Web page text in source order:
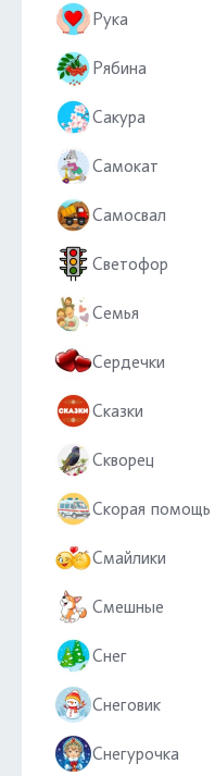
Рука
Рябина
Сакура
Самокат
Самосвал
Светофор
Семья
Сердечки
Сказки
Скворец
Скорая помощь
Смайлики
Смешные
Снег
Снеговик
Снегурочка